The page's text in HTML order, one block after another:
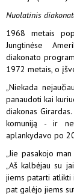
Nuolatinis
1968 metais
Jungtinėse
diakonato
1972 metais, o
„Niekada
panaudoti kai
diakonas
komuniją - ir
aplankydavo po
„Jie pasakojo
„Aš kalbėjau su
jiems patarti atlikti
pat galėjo jiems